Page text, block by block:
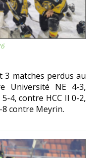
3 matches perdus au
Université NE 4-3,
4, contre HCC II 0-2,
contre Meyrin.